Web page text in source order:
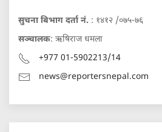
सुचना बिभाग दर्ता नं. : १४१२ /०७५-७६
सञ्चालक: ऋषिराज धमला
+977 01-5902213/14
news@reportersnepal.com